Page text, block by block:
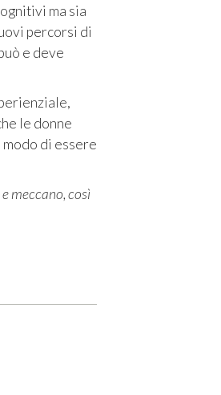
ma sia
percorsi di
e deve
le donne
di essere
meccano, così